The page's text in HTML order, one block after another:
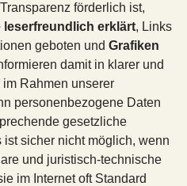
förderlich ist,
leserfreundlich erklärt, Links
geboten und Grafiken
damit in klarer und
Rahmen unserer
personenbezogene Daten
gesetzliche
sicher nicht möglich, wenn
und juristisch-technische
im Internet oft Standard